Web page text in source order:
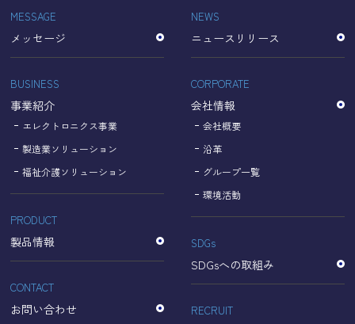
収集されたデータはGoogleのプライバシーポリシーにおい
て管理されます。
なお、当サイトのご利用をもって、上述の方法・目的にお
いてGoogle及び当サイトが行うデータ処理に関し、お客様
【Googleのプライバシーポリシー】
https://policies.google.com/privacy?hl=ja
https://policies.google.com/technologies/partner-sites?
hl=ja
個人情報に関するお問い合わせ窓口
名古屋理研電具株式会社
TEL：052-833-1248
MESSAGE
メッセージ
BUSINESS
事業紹介
エレクトロニクス事業
製造業ソリューション
福祉介護ソリューション
PRODUCT
製品情報
CONTACT
お問い合わせ
NEWS
ニュースリリース
CORPORATE
会社情報
会社概要
沿革
グループ一覧
環境活動
SDGs
SDGsへの取組み
RECRUIT